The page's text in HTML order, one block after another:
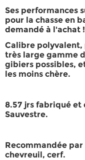
Ses performances
pour la chasse en
demandé à l'achat !
Calibre polyvalent,
très large gamme
gibiers possibles,
les moins chère.
8.57 jrs fabriqué et
Sauvestre.
Recommandée
chevreuil, cerf.